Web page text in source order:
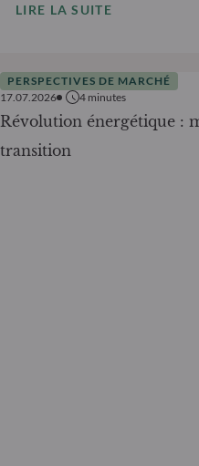
LIRE LA SUITE
PERSPECTIVES DE MARCHÉ
17.07.2026
4 minutes
Révolution énergétique :
transition